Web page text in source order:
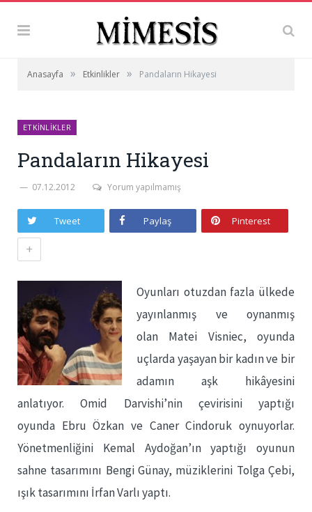
Anasayfa » Etkinlikler » Pandaların Hikayesi
ETKINLIKLER
Pandaların Hikayesi
07.12.2012 Yorum yapılmamış
Tweet Paylaş Pinterest
+
Oyunları otuzdan fazla ülkede
yayınlanmış ve oynanmış
olan Matei Visniec, oyunda
uçlarda yaşayan bir kadın ve bir
adamın aşk hikâyesini
anlatıyor. Omid Darvishi’nin çevirisini yaptığı
oyunda Ebru Özkan ve Caner Cindoruk oynuyorlar.
Yönetmenliğini Kemal Aydoğan’ın yaptığı oyunun
sahne tasarımını Bengi Günay, müziklerini Tolga Çebi,
ışık tasarımını İrfan Varlı yaptı.